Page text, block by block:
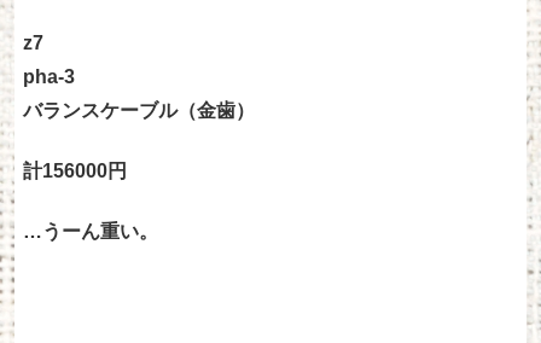
z7
pha-3
バランスケーブル（金歯）
計156000円
…うーん重い。